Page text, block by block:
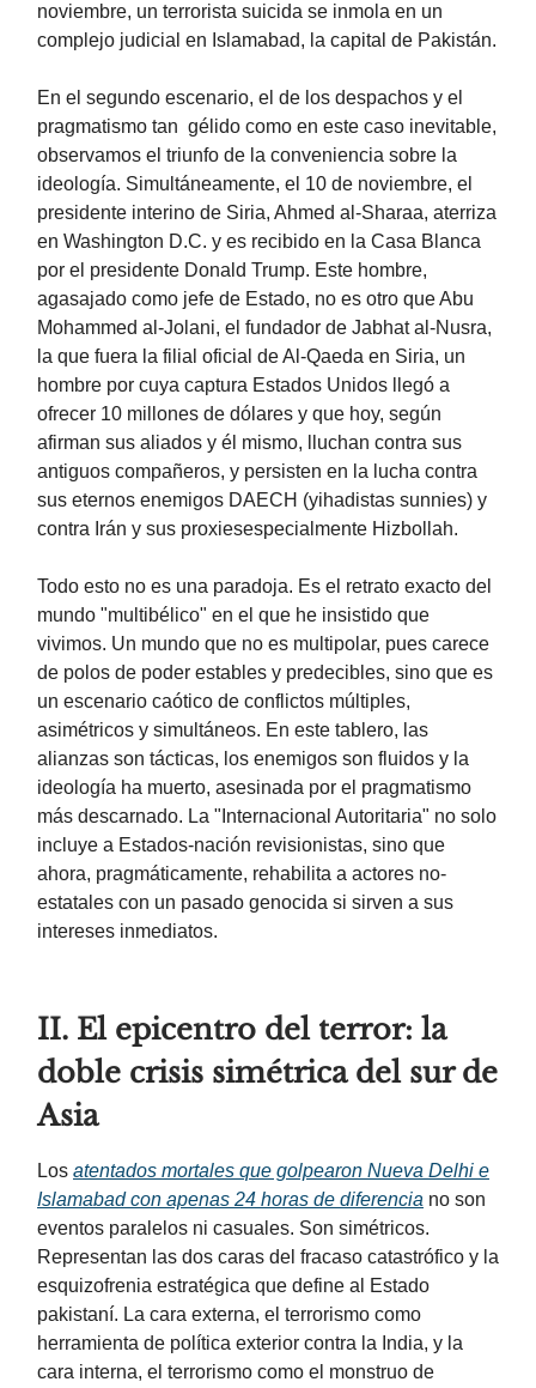
noviembre, un terrorista suicida se inmola en un
complejo judicial en Islamabad, la capital de Pakistán.
En el segundo escenario, el de los despachos y el
pragmatismo tan gélido como en este caso inevitable,
observamos el triunfo de la conveniencia sobre la
ideología. Simultáneamente, el 10 de noviembre, el
presidente interino de Siria, Ahmed al-Sharaa, aterriza
en Washington D.C. y es recibido en la Casa Blanca
por el presidente Donald Trump. Este hombre,
agasajado como jefe de Estado, no es otro que Abu
Mohammed al-Jolani, el fundador de Jabhat al-Nusra,
la que fuera la filial oficial de Al-Qaeda en Siria, un
hombre por cuya captura Estados Unidos llegó a
ofrecer 10 millones de dólares y que hoy, según
afirman sus aliados y él mismo, lluchan contra sus
antiguos compañeros, y persisten en la lucha contra
sus eternos enemigos DAECH (yihadistas sunnies) y
contra Irán y sus proxiesespecialmente Hizbollah.
Todo esto no es una paradoja. Es el retrato exacto del
mundo "multibélico" en el que he insistido que
vivimos. Un mundo que no es multipolar, pues carece
de polos de poder estables y predecibles, sino que es
un escenario caótico de conflictos múltiples,
asimétricos y simultáneos. En este tablero, las
alianzas son tácticas, los enemigos son fluidos y la
ideología ha muerto, asesinada por el pragmatismo
más descarnado. La "Internacional Autoritaria" no solo
incluye a Estados-nación revisionistas, sino que
ahora, pragmáticamente, rehabilita a actores no-
estatales con un pasado genocida si sirven a sus
intereses inmediatos.
II. El epicentro del terror: la
doble crisis simétrica del sur de
Asia
Los atentados mortales que golpearon Nueva Delhi e
Islamabad con apenas 24 horas de diferencia no son
eventos paralelos ni casuales. Son simétricos.
Representan las dos caras del fracaso catastrófico y la
esquizofrenia estratégica que define al Estado
pakistaní. La cara externa, el terrorismo como
herramienta de política exterior contra la India, y la
cara interna, el terrorismo como el monstruo de